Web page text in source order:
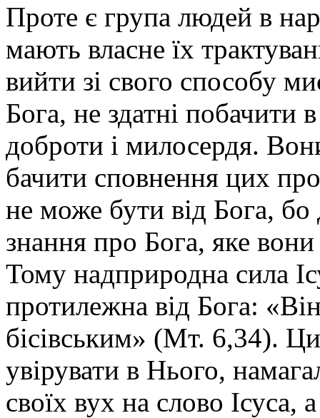
Проте є група людей в
мають власне їх
вийти зі свого способу
Бога, не здатні побачити
доброти і милосердя.
бачити сповнення цих
не може бути від Бога, бо
знання про Бога, яке
Тому надприродна сила
протилежна від Бога:
бісівським» (Мт. 6,34).
увірувати в Нього,
своїх вух на слово Ісуса,